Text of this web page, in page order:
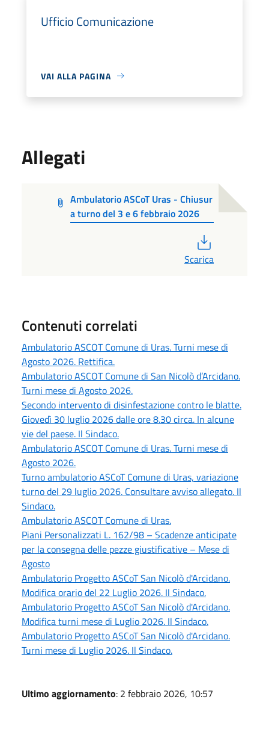
Ufficio Comunicazione
VAI ALLA PAGINA
Allegati
Ambulatorio ASCoT Uras - Chiusur
a turno del 3 e 6 febbraio 2026
Scarica
Contenuti correlati
Ambulatorio ASCOT Comune di Uras. Turni mese di
Agosto 2026. Rettifica.
Ambulatorio ASCOT Comune di San Nicolò d’Arcidano.
Turni mese di Agosto 2026.
Secondo intervento di disinfestazione contro le blatte.
Giovedì 30 luglio 2026 dalle ore 8.30 circa. In alcune
vie del paese. Il Sindaco.
Ambulatorio ASCOT Comune di Uras. Turni mese di
Agosto 2026.
Turno ambulatorio ASCoT Comune di Uras, variazione
turno del 29 luglio 2026. Consultare avviso allegato. Il
Sindaco.
Ambulatorio ASCOT Comune di Uras.
Piani Personalizzati L. 162/98 – Scadenze anticipate
per la consegna delle pezze giustificative – Mese di
Agosto
Ambulatorio Progetto ASCoT San Nicolò d'Arcidano.
Modifica orario del 22 Luglio 2026. Il Sindaco.
Ambulatorio Progetto ASCoT San Nicolò d'Arcidano.
Modifica turni mese di Luglio 2026. Il Sindaco.
Ambulatorio Progetto ASCoT San Nicolò d'Arcidano.
Turni mese di Luglio 2026. Il Sindaco.
Ultimo aggiornamento: 2 febbraio 2026, 10:57